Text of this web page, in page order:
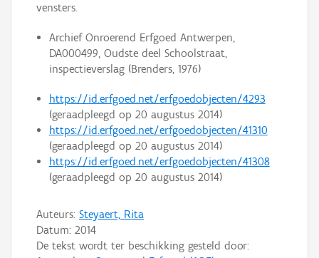
vensters.
Archief Onroerend Erfgoed Antwerpen,
DA000499, Oudste deel Schoolstraat,
inspectieverslag (Brenders, 1976)
https://id.erfgoed.net/erfgoedobjecten/4293
(geraadpleegd op 20 augustus 2014)
https://id.erfgoed.net/erfgoedobjecten/41310
(geraadpleegd op 20 augustus 2014)
https://id.erfgoed.net/erfgoedobjecten/41308
(geraadpleegd op 20 augustus 2014)
Auteurs: Steyaert, Rita
Datum: 2014
De tekst wordt ter beschikking gesteld door: